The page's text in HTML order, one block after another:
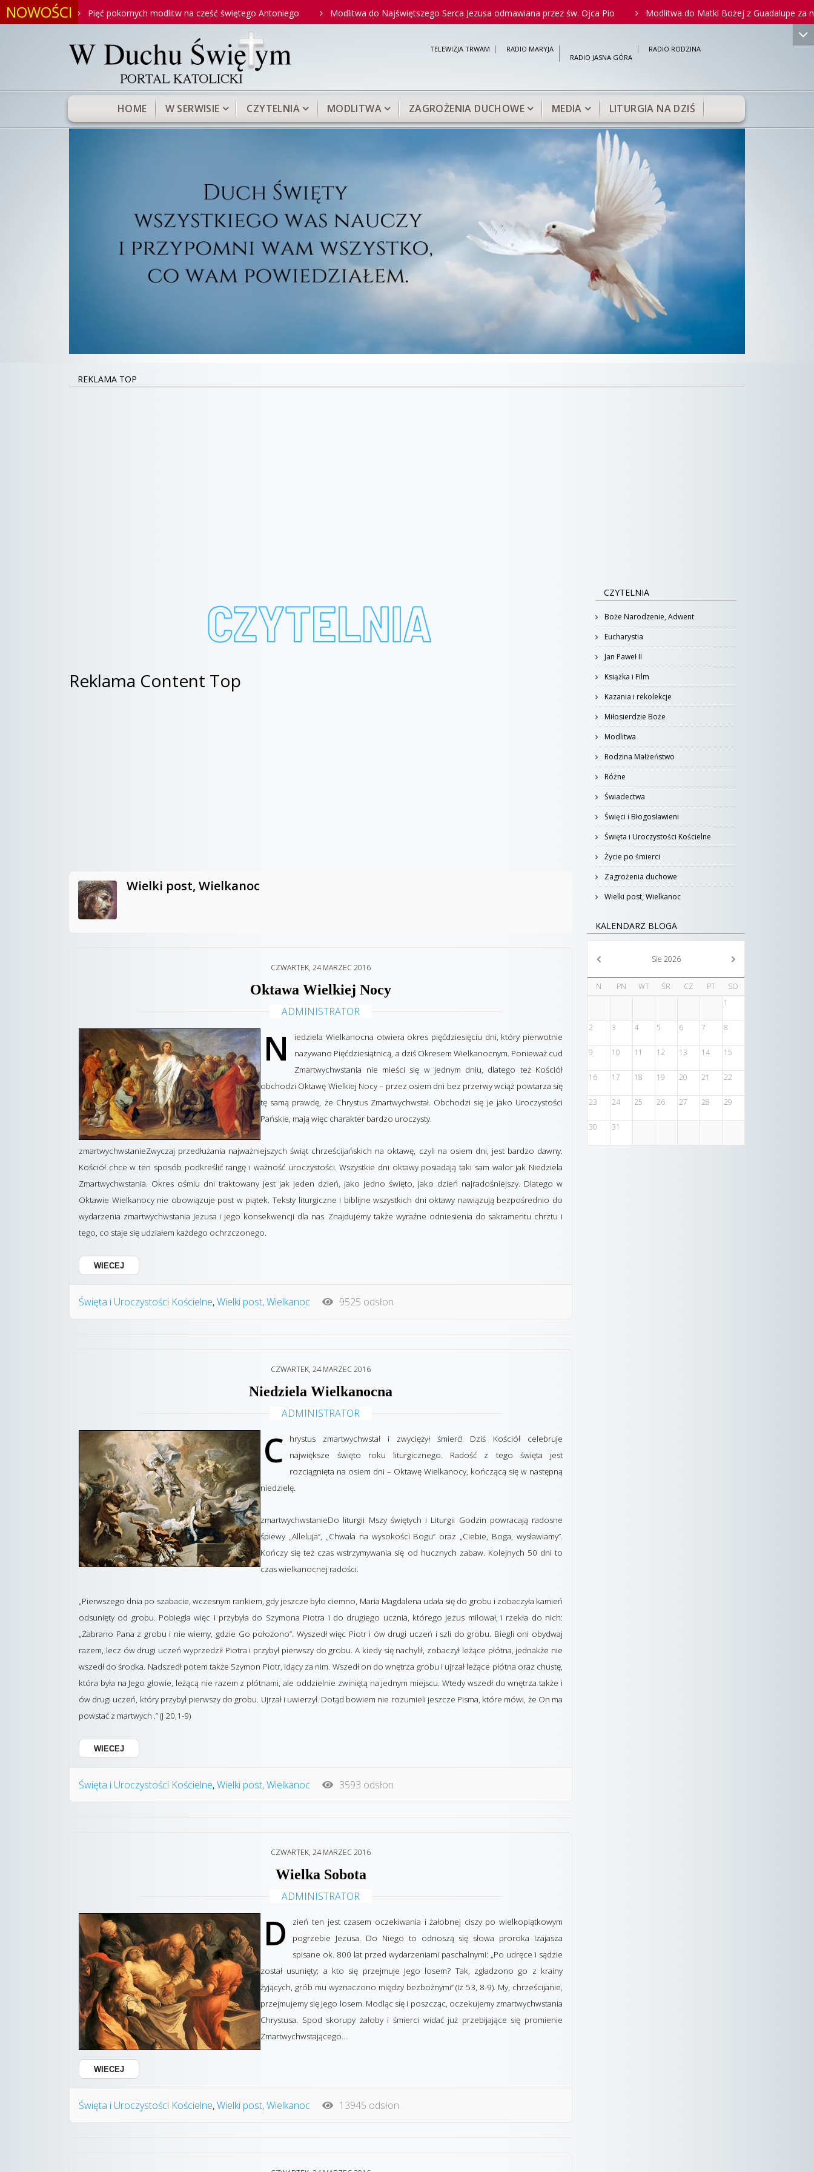
NOWOŚCIPięć pokornych modlitw na cześć świętego Antoniego Modlitwa do Najświętszego Serca Jezusa odmawiana przez św. Ojca Pio Modlitwa do Matki Bożej z Guadalupe za
TELEWIZJA TRWAM RADIO MARYJA
RADIO JASNA GÓRA
RADIO RODZINA
HOME W SERWISIE CZYTELNIA MODLITWA ZAGROŻENIA DUCHOWE MEDIA LITURGIA NA DZIŚ
REKLAMA TOP
Reklama Content Top
Wielki post, Wielkanoc
CZWARTEK, 24 MARZEC 2016
Oktawa Wielkiej Nocy
ADMINISTRATOR
N
iedziela Wielkanocna otwiera okres pięćdziesięciu dni, który pierwotnie
nazywano Pięćdziesiątnicą, a dziś Okresem Wielkanocnym. Ponieważ cud
Zmartwychwstania nie mieści się w jednym dniu, dlatego też Kościół
obchodzi Oktawę Wielkiej Nocy – przez osiem dni bez przerwy wciąż powtarza się
tę samą prawdę, że Chrystus Zmartwychwstał. Obchodzi się je jako Uroczystości
Pańskie, mają więc charakter bardzo uroczysty.
zmartwychwstanieZwyczaj przedłużania najważniejszych świąt chrześcijańskich na oktawę, czyli na osiem dni, jest bardzo dawny.
Kościół chce w ten sposób podkreślić rangę i ważność uroczystości. Wszystkie dni oktawy posiadają taki sam walor jak Niedziela
Zmartwychwstania. Okres ośmiu dni traktowany jest jak jeden dzień, jako jedno święto, jako dzień najradośniejszy. Dlatego w
Oktawie Wielkanocy nie obowiązuje post w piątek. Teksty liturgiczne i biblijne wszystkich dni oktawy nawiązują bezpośrednio do
wydarzenia zmartwychwstania Jezusa i jego konsekwencji dla nas. Znajdujemy także wyraźne odniesienia do sakramentu chrztu i
tego, co staje się udziałem każdego ochrzczonego.
WIECEJ
Święta i Uroczystości Kościelne Wielki post, Wielkanoc 9525 odsłon
CZWARTEK, 24 MARZEC 2016
Niedziela Wielkanocna
ADMINISTRATOR
C
hrystus zmartwychwstał i zwyciężył śmierć! Dziś Kościół celebruje
największe święto roku liturgicznego. Radość z tego święta jest
rozciągnięta na osiem dni – Oktawę Wielkanocy, kończącą się w następną
niedzielę.
zmartwychwstanieDo liturgii Mszy świętych i Liturgii Godzin powracają radosne
śpiewy „Alleluja”, „Chwała na wysokości Bogu” oraz „Ciebie, Boga, wysławiamy”.
Kończy się też czas wstrzymywania się od hucznych zabaw. Kolejnych 50 dni to
czas wielkanocnej radości.
„Pierwszego dnia po szabacie, wczesnym rankiem, gdy jeszcze było ciemno, Maria Magdalena udała się do grobu i zobaczyła kamień
odsunięty od grobu. Pobiegła więc i przybyła do Szymona Piotra i do drugiego ucznia, którego Jezus miłował, i rzekła do nich:
„Zabrano Pana z grobu i nie wiemy, gdzie Go położono”. Wyszedł więc Piotr i ów drugi uczeń i szli do grobu. Biegli oni obydwaj
razem, lecz ów drugi uczeń wyprzedził Piotra i przybył pierwszy do grobu. A kiedy się nachylił, zobaczył leżące płótna, jednakże nie
wszedł do środka. Nadszedł potem także Szymon Piotr, idący za nim. Wszedł on do wnętrza grobu i ujrzał leżące płótna oraz chustę,
która była na Jego głowie, leżącą nie razem z płótnami, ale oddzielnie zwiniętą na jednym miejscu. Wtedy wszedł do wnętrza także i
ów drugi uczeń, który przybył pierwszy do grobu. Ujrzał i uwierzył. Dotąd bowiem nie rozumieli jeszcze Pisma, które mówi, że On ma
powstać z martwych .” (J 20,1-9)
WIECEJ
Święta i Uroczystości Kościelne Wielki post, Wielkanoc 3593 odsłon
CZWARTEK, 24 MARZEC 2016
Wielka Sobota
ADMINISTRATOR
D
zień ten jest czasem oczekiwania i żałobnej ciszy po wielkopiątkowym
pogrzebie Jezusa. Do Niego to odnoszą się słowa proroka Izajasza
spisane ok. 800 lat przed wydarzeniami paschalnymi: „Po udręce i sądzie
został usunięty; a kto się przejmuje Jego losem? Tak, zgładzono go z krainy
żyjących, grób mu wyznaczono między bezbożnymi” (Iz 53, 8-9). My, chrześcijanie,
przejmujemy się Jego losem. Modląc się i poszcząc, oczekujemy zmartwychwstania
Chrystusa. Spod skorupy żałoby i śmierci widać już przebijające się promienie
Zmartwychwstającego…
WIECEJ
Święta i Uroczystości Kościelne Wielki post, Wielkanoc 13945 odsłon
CZYTELNIA
Boże Narodzenie, Adwent
Eucharystia
Jan Paweł II
Książka i Film
Kazania i rekolekcje
Miłosierdzie Boże
Modlitwa
Rodzina Małżeństwo
Różne
Świadectwa
Święci i Błogosławieni
Święta i Uroczystości Kościelne
Życie po śmierci
Zagrożenia duchowe
Wielki post, Wielkanoc
KALENDARZ BLOGA
Sie 2026
N PN WT ŚR CZ PT
SO
1
2 3 4 5 6 7 8
9 10 11 12 13 14 15
16 17 18 19 20 21 22
23 24 25 26 27 28 29
30 31